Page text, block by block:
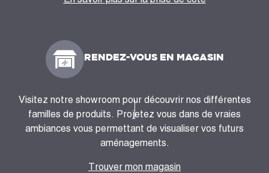
RENDEZ-VOUS EN MAGASIN
Visitez notre showroom pour découvrir nos différentes
familles de produits. Projetez vous dans de vraies
ambiances vous permettant de visualiser vos futurs
aménagements.
Trouver mon magasin